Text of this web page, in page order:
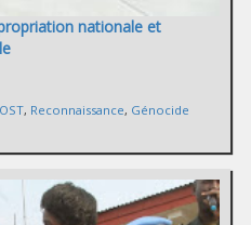
nationale et
, Reconnaissance, Génocide